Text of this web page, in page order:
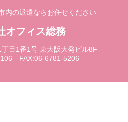
内の派遣ならお任せください
オフィス総務
目1番1号 東大阪大発ビル8F
FAX:06-6781-5206